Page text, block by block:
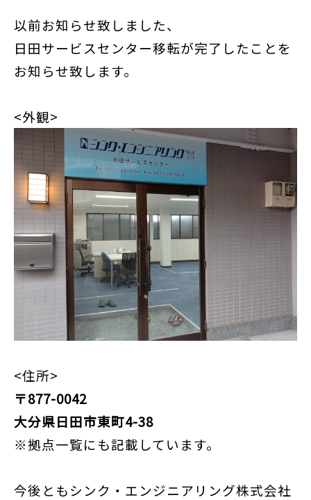
以前お知らせ致しました、
日田サービスセンター移転が完了したことを
お知らせ致します。
<外観>
<住所>
〒877-0042
大分県日田市東町4-38
※拠点一覧にも記載しています。
今後ともシンク・エンジニアリング株式会社